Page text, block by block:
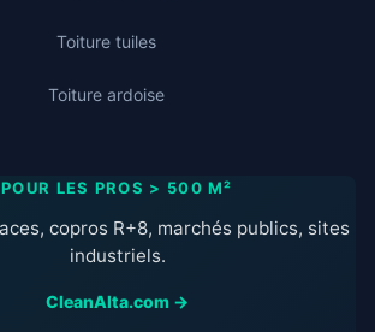
Toiture tuiles
Toiture ardoise
POUR LES PROS > 500 M²
copros R+8, marchés publics, sites
industriels.
CleanAlta.com →